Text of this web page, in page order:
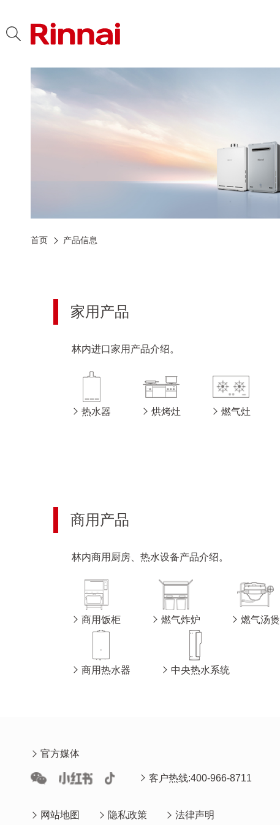
首页 产品信息
家用产品
林内进口家用产品介绍。
热水器 烘烤灶 燃气灶
商用产品
林内商用厨房、热水设备产品介绍。
商用饭柜 燃气炸炉 燃气汤煲
商用热水器 中央热水系统
官方媒体
客户热线:400-966-8711
网站地图 隐私政策 法律声明